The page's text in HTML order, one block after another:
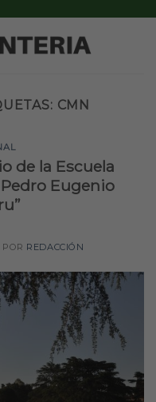
CMN
de la Escuela
Eugenio
POR REDACCIÓN